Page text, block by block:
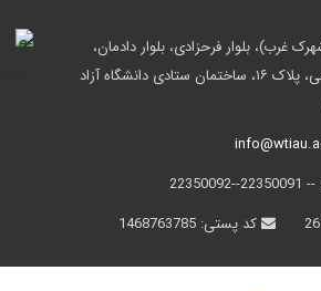
بلوار فرحزادی، بلوار دادمان،
خیابان درختی، کوچه ثقفی، پلاک ۱۶، ساختمان ستادی دانشگاه آزاد
کد پستی:1468763785